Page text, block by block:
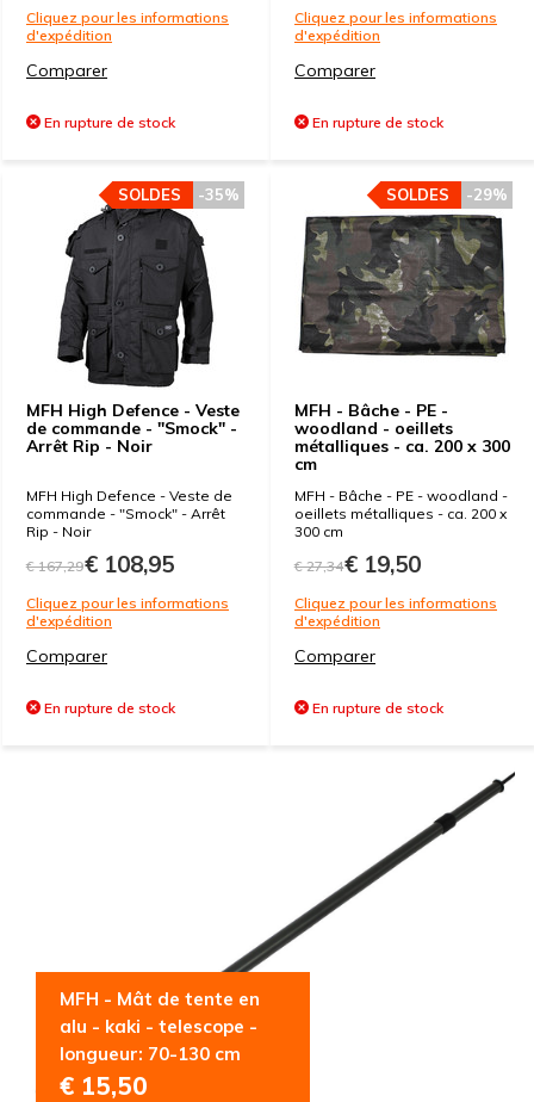
Cliquez pour les informations
d'expédition
Comparer
En rupture de stock
Cliquez pour les informations
d'expédition
Comparer
En rupture de stock
MFH High Defence - Veste
de commande - "Smock" -
Arrêt Rip - Noir
-35%
SOLDES
MFH High Defence - Veste de
commande - "Smock" - Arrêt
Rip - Noir
€ 167,29€ 108,95
Cliquez pour les informations
d'expédition
Comparer
En rupture de stock
MFH - Bâche - PE -
woodland - oeillets
métalliques - ca. 200 x 300
cm
-29%
SOLDES
MFH - Bâche - PE - woodland -
oeillets métalliques - ca. 200 x
300 cm
€ 27,34€ 19,50
Cliquez pour les informations
d'expédition
Comparer
En rupture de stock
MFH - Mât de tente en
alu - kaki - telescope -
longueur: 70-130 cm
€ 15,50